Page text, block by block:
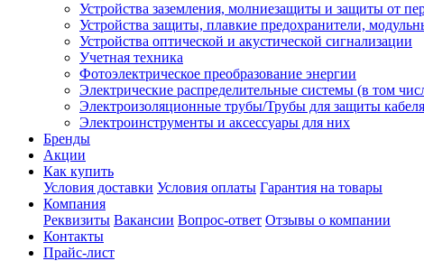
Устройства заземления, молниезащиты и защиты от
Устройства защиты, плавкие предохранители,
Устройства оптической и акустической сигнализации
Учетная техника
Фотоэлектрическое преобразование энергии
Электрические распределительные системы (в том
Электроизоляционные трубы/Трубы для защиты кабеля
Электроинструменты и аксессуары для них
Бренды
Акции
Как купить
Условия доставки Условия оплаты Гарантия на товары
Компания
Реквизиты Вакансии Вопрос-ответ Отзывы о компании
Контакты
Прайс-лист